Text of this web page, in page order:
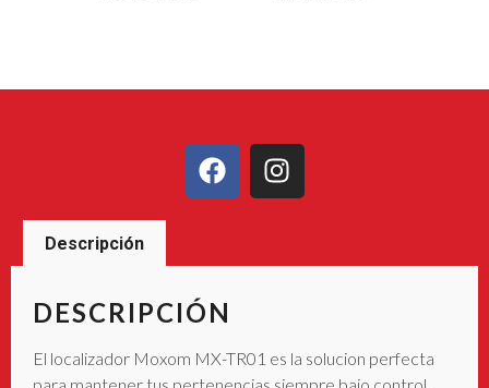
Descripción
DESCRIPCIÓN
El localizador Moxom MX-TR01 es la solucion perfecta